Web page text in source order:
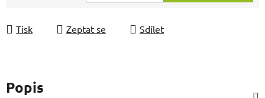
Tisk Zeptat se Sdílet
Popis